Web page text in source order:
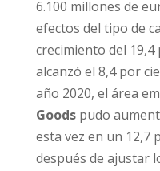
6.100 millones de
efectos del tipo de
crecimiento del
alcanzó el 8,4 por
año 2020, el área
Goodspudo
esta vez en un 12,7
después de ajustar